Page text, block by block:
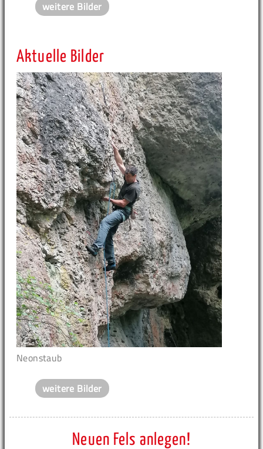
weitere Bilder
Aktuelle Bilder
Neonstaub
weitere Bilder
Neuen Fels anlegen!